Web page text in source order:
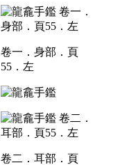
卷一．身部．頁
55．左
卷二．耳部．頁